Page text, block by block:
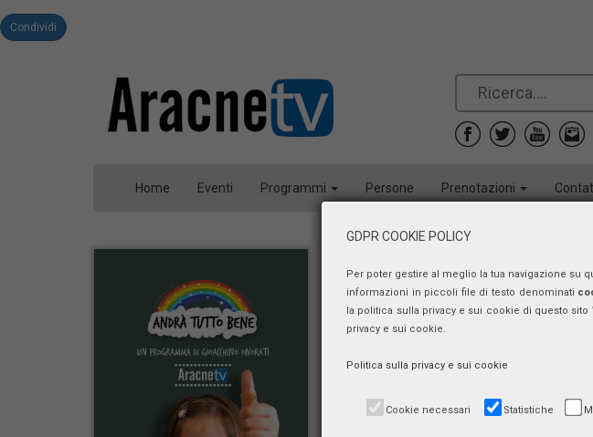
Condividi
Home Eventi Programmi Persone Prenotazioni
Achille Lucio
Il ruolo dei
mercoledì 1 aprile 2020,
GDPR COOKIE POLICY
Per poter gestire al meglio la tua navigazione su
informazioni in piccoli file di testo denominati
la politica sulla privacy e sui cookie di questo
privacy e sui cookie.
Politica sulla privacy e sui cookie
Cookie necessari Statistiche